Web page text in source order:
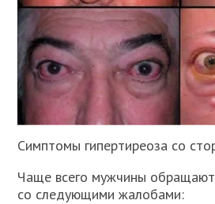
Симптомы гипертиреоза со
Чаще всего мужчины
со следующими жалобами: